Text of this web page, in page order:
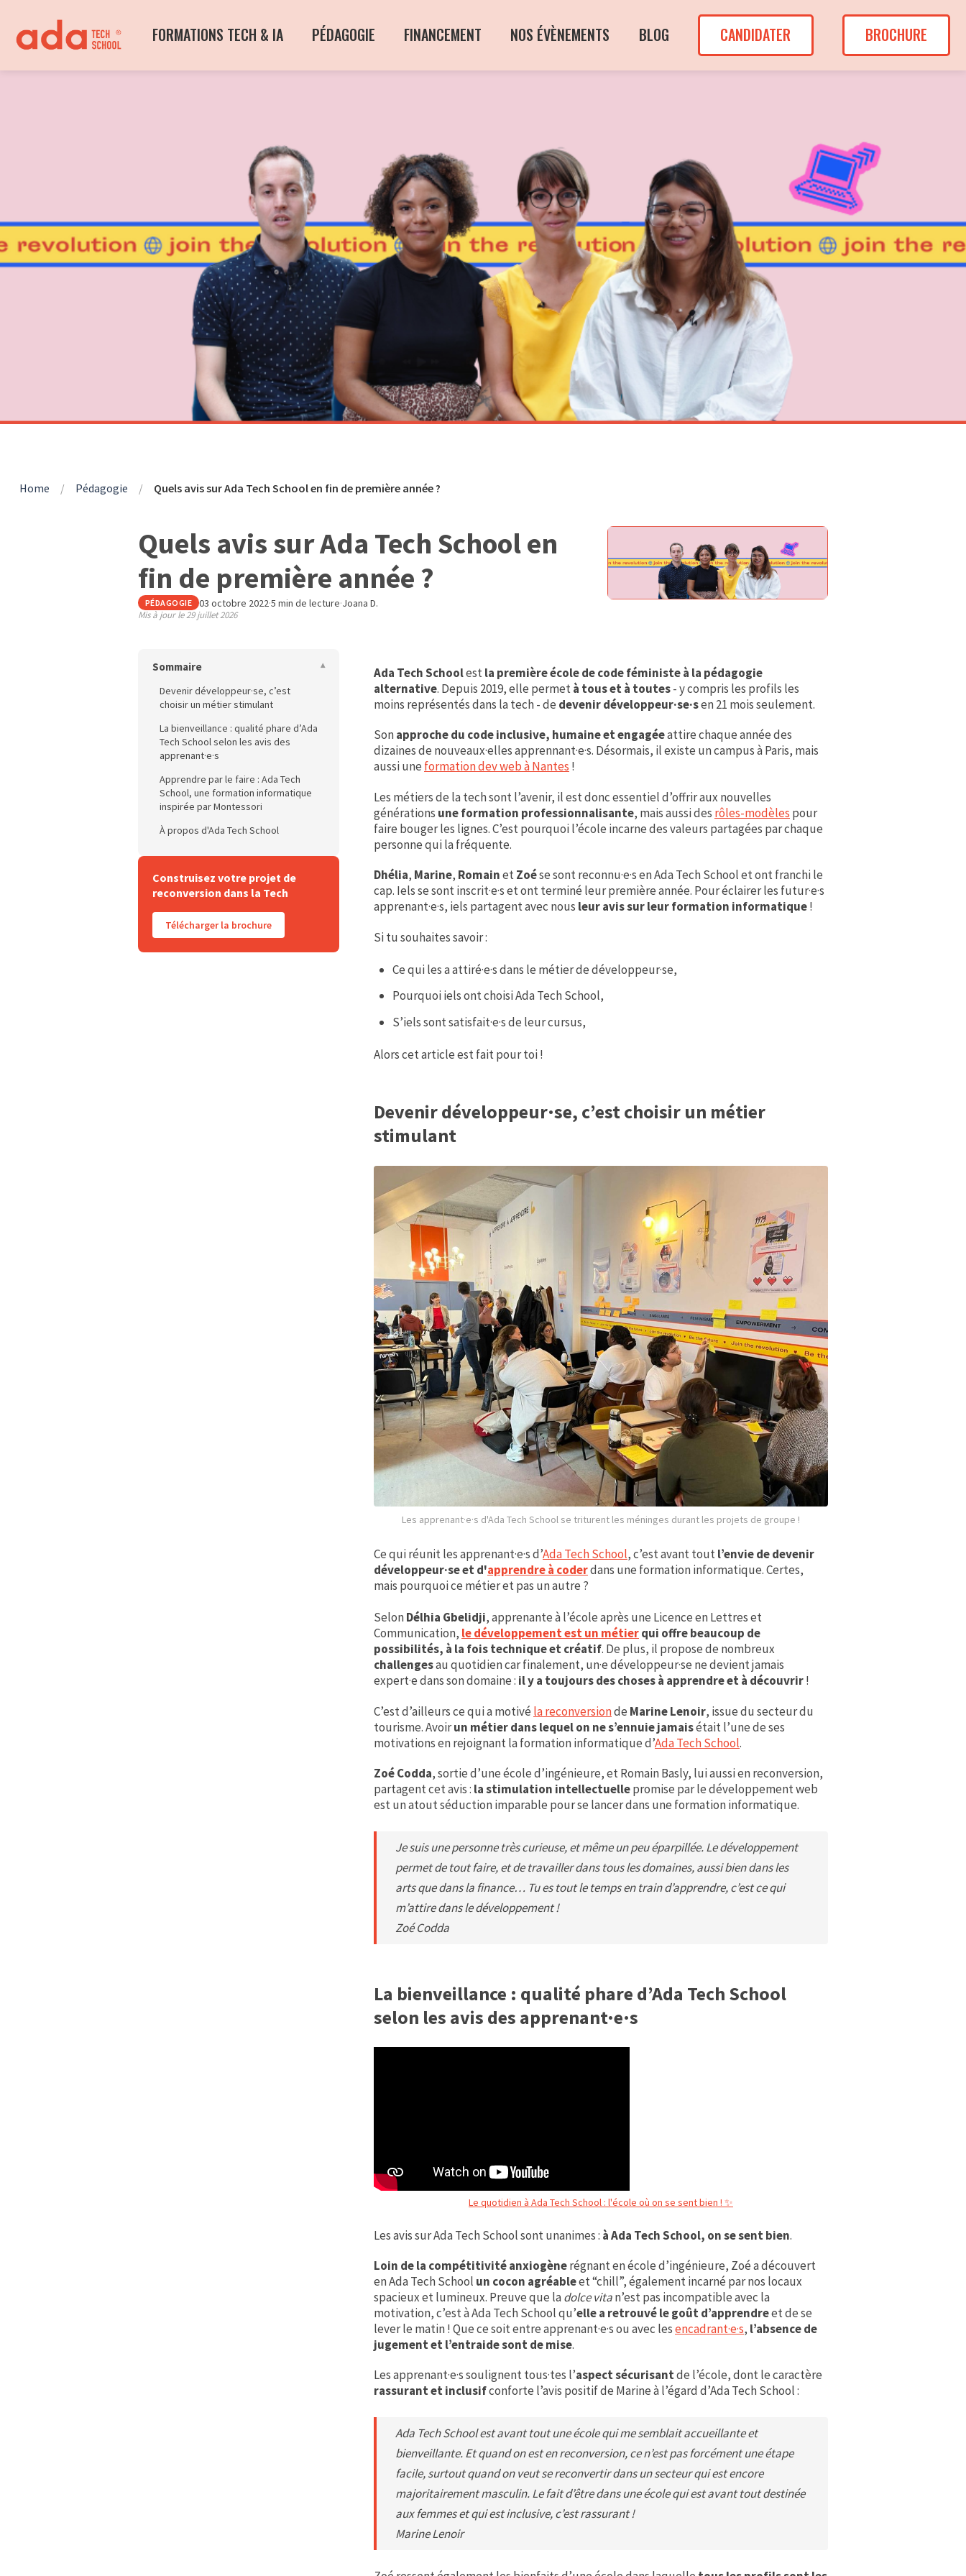
FORMATIONS TECH & IA PÉDAGOGIE FINANCEMENT NOS ÉVÈNEMENTS BLOG CANDIDATER BROCHURE
Home / Pédagogie / Quels avis sur Ada Tech School en fin de première année ?
Quels avis sur Ada Tech School en
fin de première année ?
PÉDAGOGIE 03 octobre 2022·5 min de lecture·Joana D.
Mis à jour le29 juillet 2026
Sommaire
Devenir développeur·se, c’est
choisir un métier stimulant
La bienveillance : qualité phare d’Ada
Tech School selon les avis des
apprenant·e·s
Apprendre par le faire : Ada Tech
School, une formation informatique
inspirée par Montessori
À propos d'Ada Tech School
Construisez votre projet de
reconversion dans la Tech
Télécharger la brochure
Ada Tech Schoolestla première école de code féministe à la pédagogie
alternative. Depuis 2019, elle permetà tous et à toutes- y compris les profils les
moins représentés dans la tech - de devenir développeur·se·sen 21 mois seulement.
Sonapproche du code inclusive, humaine et engagéeattire chaque année des
dizaines de nouveaux·elles apprennant·e·s. Désormais, il existe un campus à Paris, mais
aussi une formation dev web à Nantes !
Les métiers de la tech sont l’avenir, il est donc essentiel d’offrir aux nouvelles
générations une formation professionnalisante, mais aussi des rôles-modèles pour
faire bouger les lignes. C’est pourquoi l’école incarne des valeurs partagées par chaque
personne qui la fréquente.
Dhélia, Marine, RomainetZoése sont reconnu·e·s en Ada Tech School et ont franchi le
cap. Iels se sont inscrit·e·s et ont terminé leur première année. Pour éclairer les futur·e·s
apprenant·e·s, iels partagent avec nous leur avis sur leur formation informatique!
Si tu souhaites savoir :
Ce qui les a attiré·e·s dans le métier de développeur·se,
Pourquoi iels ont choisi Ada Tech School,
S’iels sont satisfait·e·s de leur cursus,
Alors cet article est fait pour toi !
Devenir développeur·se, c’est choisir un métier
stimulant
Les apprenant·e·s d'Ada Tech School se triturent les méninges durant les projets de groupe !
Ce qui réunit les apprenant·e·s d’Ada Tech School, c’est avant toutl’envie de devenir
développeur·se et d'apprendre à coderdans une formation informatique. Certes,
mais pourquoi ce métier et pas un autre ?
SelonDélhia Gbelidji, apprenante à l’école après une Licence en Lettres et
Communication, le développement est un métierqui offre beaucoup de
possibilités, à la fois technique et créatif. De plus, il propose de nombreux
challengesau quotidien car finalement, un·e développeur·se ne devient jamais
expert·e dans son domaine : il y a toujours des choses à apprendre et à découvrir!
C’est d’ailleurs ce qui a motivé la reconversionde Marine Lenoir, issue du secteur du
tourisme. Avoirun métier dans lequel on ne s’ennuie jamaisétait l’une de ses
motivations en rejoignant la formation informatique d’Ada Tech School.
Zoé Codda, sortie d’une école d’ingénieure, et Romain Basly, lui aussi en reconversion,
partagent cet avis : la stimulation intellectuellepromise par le développement web
est un atout séduction imparable pour se lancer dans une formation informatique.
Je suis une personne très curieuse, et même un peu éparpillée. Le développement
permet de tout faire, et de travailler dans tous les domaines, aussi bien dans les
arts que dans la finance… Tu es tout le temps en train d’apprendre, c’est ce qui
m’attire dans le développement !
Zoé Codda
La bienveillance : qualité phare d’Ada Tech School
selon les avis des apprenant·e·s
Le quotidien à Ada Tech School : l'école où on se sent bien ! ✨
Les avis sur Ada Tech School sont unanimes : à Ada Tech School, on se sent bien.
Loin de la compétitivité anxiogènerégnant en école d’ingénieure, Zoé a découvert
en Ada Tech School un cocon agréableet “chill”, également incarné par nos locaux
spacieux et lumineux. Preuve que ladolce vitan’est pas incompatible avec la
motivation, c’est à Ada Tech School qu’elle a retrouvé le goût d’apprendreet de se
lever le matin ! Que ce soit entre apprenant·e·s ou avec lesencadrant·e·s, l’absence de
jugement et l’entraide sont de mise.
Les apprenant·e·s soulignent tous·tes l’aspect sécurisantde l’école, dont le caractère
rassurant et inclusifconforte l’avis positif de Marine à l’égard d’Ada Tech School :
Ada Tech School est avant tout une école qui me semblait accueillante et
bienveillante. Et quand on est en reconversion, ce n’est pas forcément une étape
facile, surtout quand on veut se reconvertir dans un secteur qui est encore
majoritairement masculin. Le fait d’être dans une école qui est avant tout destinée
aux femmes et qui est inclusive, c’est rassurant !
Marine Lenoir